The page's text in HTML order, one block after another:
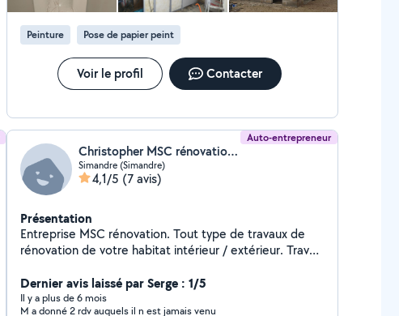
Peinture Pose de papier peint
Voir le profil Contacter
Auto-entrepreneur
Christopher MSC rénovation (MSC RENOVATION)
Simandre (Simandre)
4,1/5 (7 avis)
Présentation
Entreprise MSC rénovation. Tout type de travaux de
rénovation de votre habitat intérieur / extérieur. Travail
couverture , élagage ...
Dernier avis laissé par Serge : 1/5
Il y a plus de 6 mois
M a donné 2 rdv auquels il n est jamais venu